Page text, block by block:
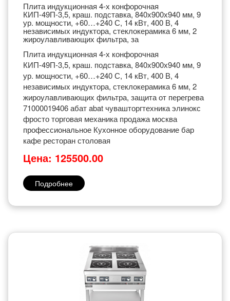
Плита индукционная 4-х конфорочная
КИП-49П-3,5, краш. подставка, 840х900х940 мм, 9
ур. мощности, +60…+240 С, 14 кВт, 400 В, 4
независимых индуктора, стеклокерамика 6 мм, 2
жироулавливающих фильтра, за
Плита индукционная 4-х конфорочная
КИП-49П-3,5, краш. подставка, 840х900х940 мм, 9
ур. мощности, +60…+240 С, 14 кВт, 400 В, 4
независимых индуктора, стеклокерамика 6 мм, 2
жироулавливающих фильтра, защита от перегрева
71000019406 абат abat чувашторгтехника элинокс
фросто торговая механика продажа москва
профессиональное Кухонное оборудование бар
кафе ресторан столовая
Цена: 125500.00
Подробнее